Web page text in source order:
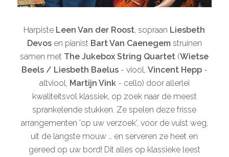
Harpiste Leen Van der Roost, sopraan Liesbeth
Devosen pianist Bart Van Caenegemstruinen
samen met The Jukebox String Quartet (Wietse
Beels / Liesbeth Baelus- viool, Vincent Hepp-
altviool, Martijn Vink- cello) door allerlei
kwaliteitsvol klassiek, op zoek naar de meest
sprankelende stukken. Ze spelen deze frisse
arrangementen 'op uw verzoek', voor de vuist weg,
uit de langste mouw … en serveren ze heet en
gereed op uw bord! Dit alles op klassieke leest